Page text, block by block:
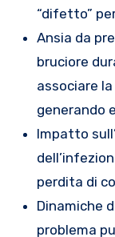
“difetto”
Ansia da
bruciore
associare
generando
Impatto
perdita di
Dinamiche
problema